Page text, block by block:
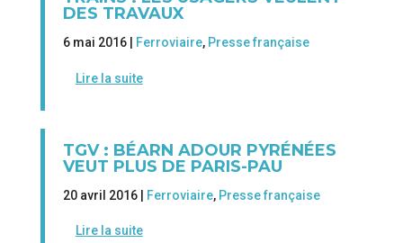
DES TRAVAUX
6 mai 2016 | Ferroviaire, Presse française
Lire la suite
TGV : BÉARN ADOUR PYRÉNÉES
VEUT PLUS DE PARIS-PAU
20 avril 2016 | Ferroviaire, Presse française
Lire la suite